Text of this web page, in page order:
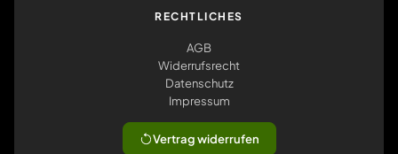
RECHTLICHES
AGB
Widerrufsrecht
Datenschutz
Impressum
Vertrag widerrufen